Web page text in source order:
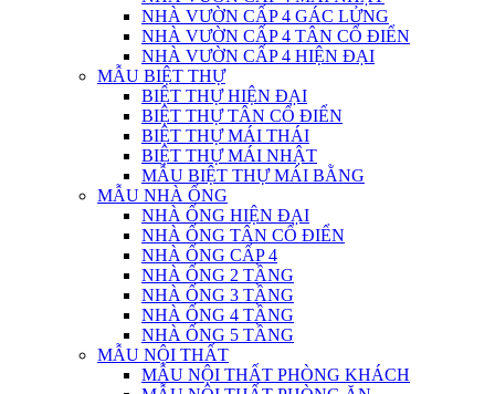
NHÀ VƯỜN CẤP 4 GÁC LỬNG
NHÀ VƯỜN CẤP 4 TÂN CỔ ĐIỂN
NHÀ VƯỜN CẤP 4 HIỆN ĐẠI
MẪU BIỆT THỰ
BIỆT THỰ HIỆN ĐẠI
BIỆT THỰ TÂN CỔ ĐIỂN
BIỆT THỰ MÁI THÁI
BIỆT THỰ MÁI NHẬT
MẪU BIỆT THỰ MÁI BẰNG
MẪU NHÀ ỐNG
NHÀ ỐNG HIỆN ĐẠI
NHÀ ỐNG TÂN CỔ ĐIỂN
NHÀ ỐNG CẤP 4
NHÀ ỐNG 2 TẦNG
NHÀ ỐNG 3 TẦNG
NHÀ ỐNG 4 TẦNG
NHÀ ỐNG 5 TẦNG
MẪU NỘI THẤT
MẪU NỘI THẤT PHÒNG KHÁCH